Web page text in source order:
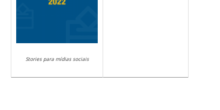
Stories para mídias sociais